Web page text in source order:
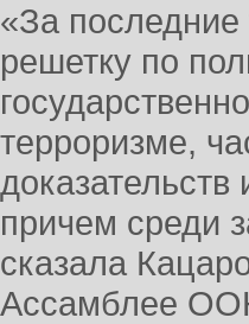
«За
решетку по
терроризме,
причем среди
сказала
Ассамблее